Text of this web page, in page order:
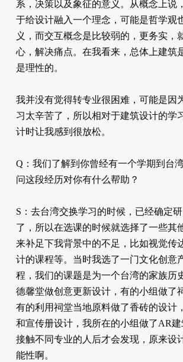
系，决策以及象征的意义。从概念上说
于给设计融入一个理念，可能是哲学观
义，而交互概念是比较弱的，更务实，
心，解决痛点。在我看来，总体上建筑
是理性的。
我并没有觉得转专业很困难，可能是因
习太辛苦了，所以相对于建筑设计的学
计时让我感到很放松。
Q：我们了解到你曾经有一个学期到台
问这段经历对你有什么帮助？
S：去台湾交换学习的时候，已经确定
了，所以在选课的时候就选择了一些其
来补足下我背景中的不足，比如视觉传
计的课程等。当时我选了一门文化创意
程，我们的课题是为一个台湾的家族
德馨堂做创意更新设计，有的小组做了
有的利用祠堂当地原料做了香砖的设计
和宣传册设计，我所在的小组做了AR建
接触不同专业的人后才会发现，原来设
能性啊。